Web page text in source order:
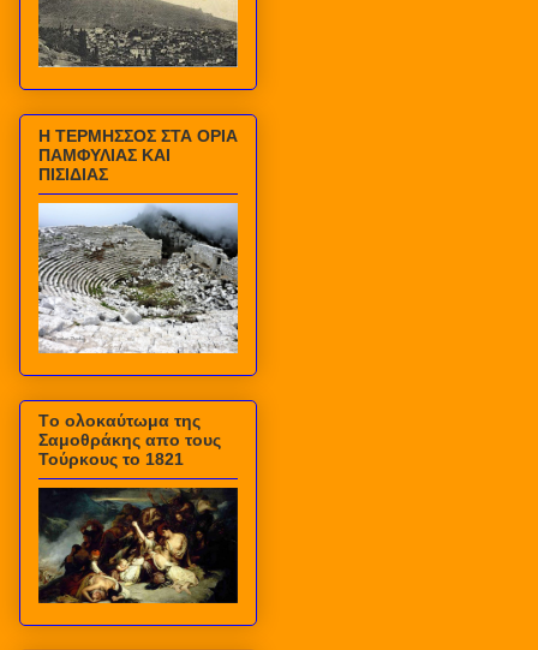
Η ΤΕΡΜΗΣΣΟΣ ΣΤΑ ΟΡΙΑ
ΠΑΜΦΥΛΙΑΣ ΚΑΙ
ΠΙΣΙΔΙΑΣ
Τo ολοκαύτωμα της
Σαμοθράκης απο τους
Τούρκους το 1821